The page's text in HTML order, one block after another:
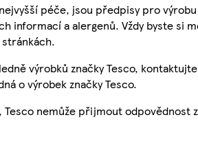
péče, jsou předpisy pro
informací a alergenů. Vždy byste si
výrobků značky Tesco,
o výrobek značky Tesco.
nemůže přijmout odpovědnost